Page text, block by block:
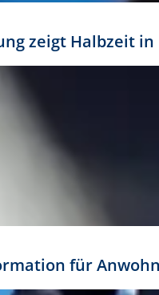
zeigt Halbzeit
für